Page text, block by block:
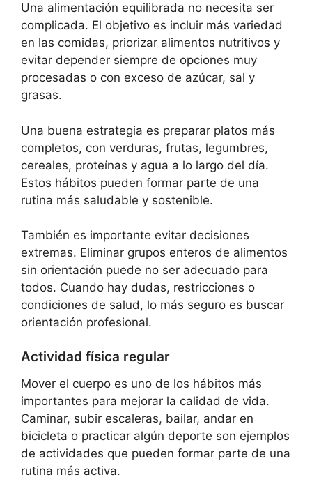
Una alimentación equilibrada no necesita ser
complicada. El objetivo es incluir más variedad
en las comidas, priorizar alimentos nutritivos y
evitar depender siempre de opciones muy
procesadas o con exceso de azúcar, sal y
grasas.
Una buena estrategia es preparar platos más
completos, con verduras, frutas, legumbres,
cereales, proteínas y agua a lo largo del día.
Estos hábitos pueden formar parte de una
rutina más saludable y sostenible.
También es importante evitar decisiones
extremas. Eliminar grupos enteros de alimentos
sin orientación puede no ser adecuado para
todos. Cuando hay dudas, restricciones o
condiciones de salud, lo más seguro es buscar
orientación profesional.
Actividad física regular
Mover el cuerpo es uno de los hábitos más
importantes para mejorar la calidad de vida.
Caminar, subir escaleras, bailar, andar en
bicicleta o practicar algún deporte son ejemplos
de actividades que pueden formar parte de una
rutina más activa.